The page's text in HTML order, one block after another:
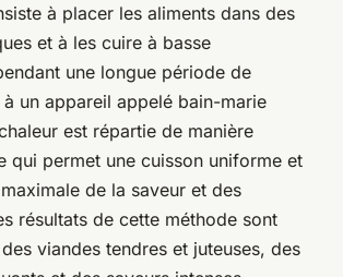
à placer les aliments dans des
et à les cuire à basse
une longue période de
un appareil appelé bain-marie
est répartie de manière
qui permet une cuisson uniforme et
de la saveur et des
résultats de cette méthode sont
viandes tendres et juteuses, des